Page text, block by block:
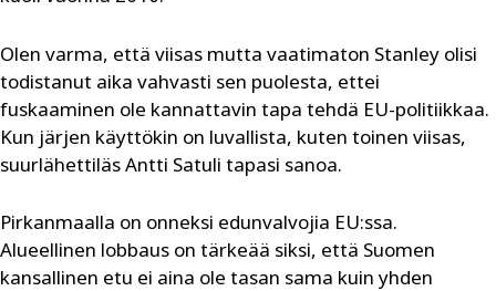
Olen varma, että viisas mutta vaatimaton Stanley olisi
todistanut aika vahvasti sen puolesta, ettei
fuskaaminen ole kannattavin tapa tehdä EU-politiikkaa.
Kun järjen käyttökin on luvallista, kuten toinen viisas,
suurlähettiläs Antti Satuli tapasi sanoa.
Pirkanmaalla on onneksi edunvalvojia EU:ssa.
Alueellinen lobbaus on tärkeää siksi, että Suomen
kansallinen etu ei aina ole tasan sama kuin yhden